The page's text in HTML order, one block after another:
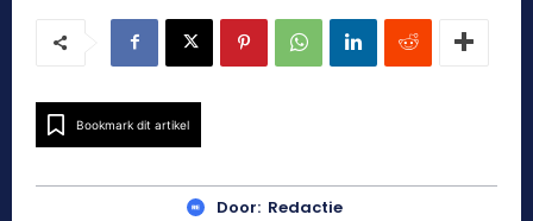
Bookmark dit artikel
Door: Redactie